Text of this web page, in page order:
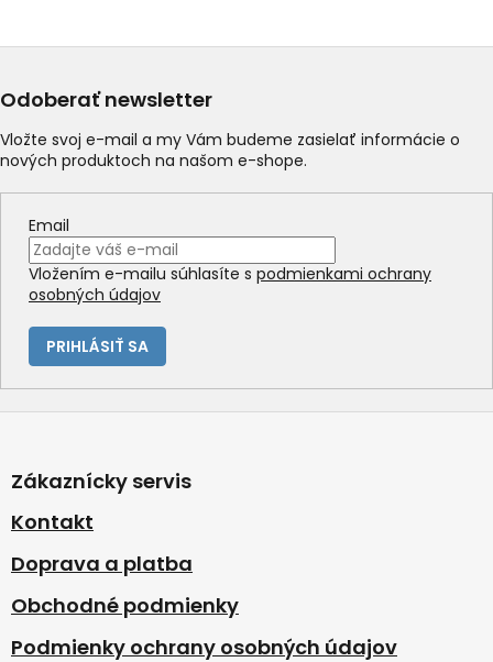
á
i
e
p
r
k
y
v
u
Odoberať newsletter
Vložte svoj e-mail a my Vám budeme zasielať informácie o
nových produktoch na našom e-shope.
Email
Vložením e-mailu súhlasíte s podmienkami ochrany
osobných údajov
PRIHLÁSIŤ SA
Z
p
ä
e
Zákaznícky servis
Kontakt
Doprava a platba
Obchodné podmienky
Podmienky ochrany osobných údajov